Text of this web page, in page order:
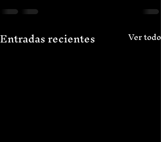
Entradas recientes Ver todo